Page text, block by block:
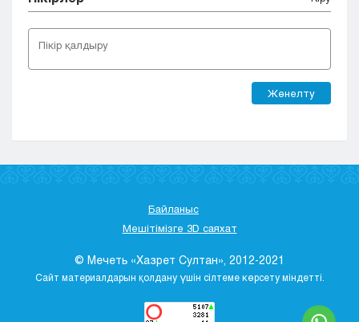
Жөнелту
Байланыс
Мешітімізге 3D саяхат
© Мечеть «Хазрет Султан», 2012-2021
Сайт материалдарын қолдану үшін сілтеме көрсету міндетті.